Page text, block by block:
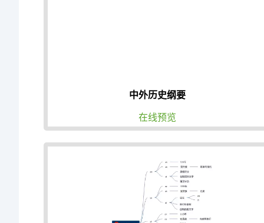
中外历史纲要
在线预览